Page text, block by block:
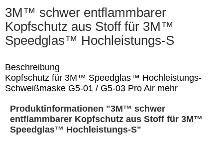
3M™ schwer entflammbarer
Kopfschutz aus Stoff für 3M™
Speedglas™ Hochleistungs-S
Beschreibung
Kopfschutz für 3M™ Speedglas™ Hochleistungs-
Schweißmaske G5-01 / G5-03 Pro Air mehr
Produktinformationen "3M™ schwer
entflammbarer Kopfschutz aus Stoff für 3M™
Speedglas™ Hochleistungs-S"